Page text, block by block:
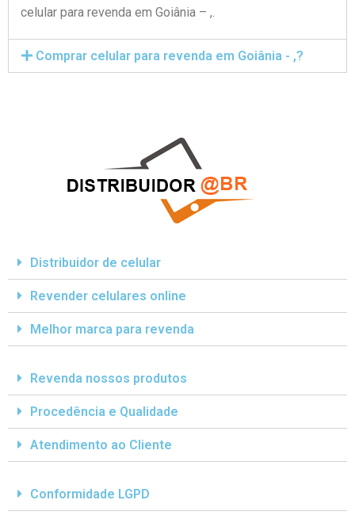
celular para revenda em Goiânia – ,.
Comprar celular para revenda em Goiânia - ,?
Distribuidor de celular
Revender celulares online
Melhor marca para revenda
Revenda nossos produtos
Procedência e Qualidade
Atendimento ao Cliente
Conformidade LGPD